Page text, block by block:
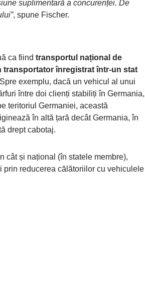
suplimentară a concurenței. De
, spune Fischer.
ca fiind transportul național de
transportator înregistrat într-un stat
exemplu, dacă un vehicul al unui
între doi clienți stabiliți în Germania,
teritoriul Germaniei, această
în altă țară decât Germania, în
drept cabotaj.
cât și național (în statele membre),
prin reducerea călătoriilor cu vehiculele